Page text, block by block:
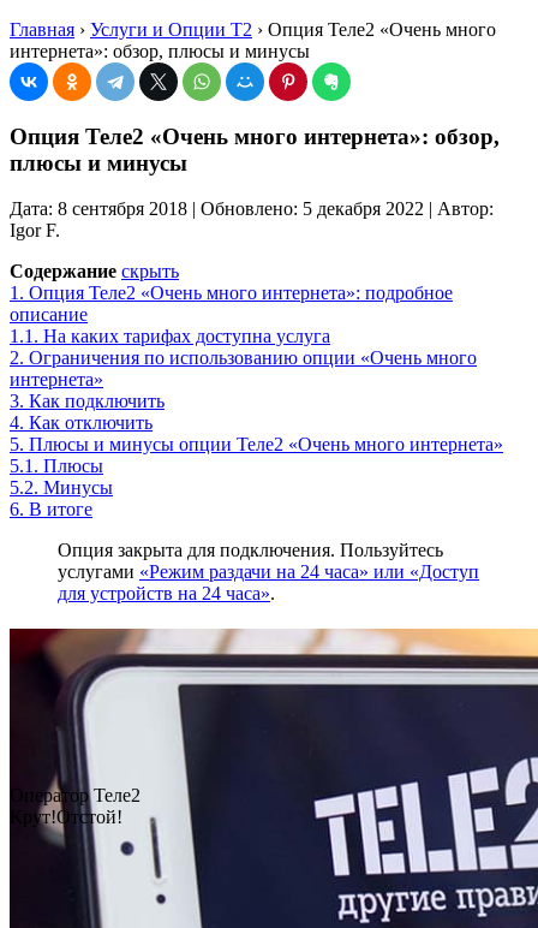
Главная › Услуги и Опции T2 › Опция Теле2 «Очень много
интернета»: обзор, плюсы и минусы
Опция Теле2 «Очень много интернета»: обзор,
плюсы и минусы
Дата: 8 сентября 2018 | Обновлено: 5 декабря 2022 | Автор:
Igor F.
Содержание скрыть
1. Опция Теле2 «Очень много интернета»: подробное
описание
1.1. На каких тарифах доступна услуга
2. Ограничения по использованию опции «Очень много
интернета»
3. Как подключить
4. Как отключить
5. Плюсы и минусы опции Теле2 «Очень много интернета»
5.1. Плюсы
5.2. Минусы
6. В итоге
Опция закрыта для подключения. Пользуйтесь
услугами «Режим раздачи на 24 часа» или «Доступ
для устройств на 24 часа».
Оператор Теле2
Крут!Отстой!